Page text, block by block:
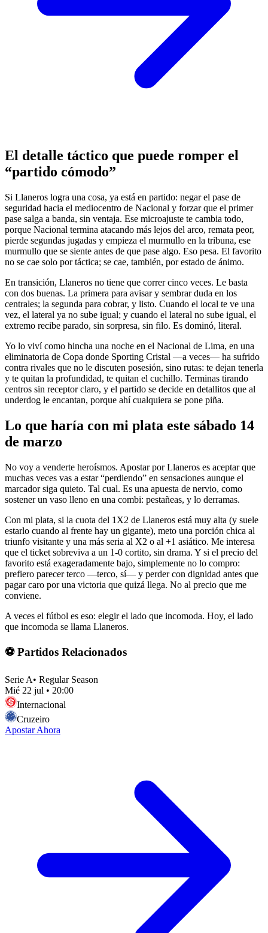
El detalle táctico que puede romper el
“partido cómodo”
Si Llaneros logra una cosa, ya está en partido: negar el pase de
seguridad hacia el mediocentro de Nacional y forzar que el primer
pase salga a banda, sin ventaja. Ese microajuste te cambia todo,
porque Nacional termina atacando más lejos del arco, remata peor,
pierde segundas jugadas y empieza el murmullo en la tribuna, ese
murmullo que se siente antes de que pase algo. Eso pesa. El favorito
no se cae solo por táctica; se cae, también, por estado de ánimo.
En transición, Llaneros no tiene que correr cinco veces. Le basta
con dos buenas. La primera para avisar y sembrar duda en los
centrales; la segunda para cobrar, y listo. Cuando el local te ve una
vez, el lateral ya no sube igual; y cuando el lateral no sube igual, el
extremo recibe parado, sin sorpresa, sin filo. Es dominó, literal.
Yo lo viví como hincha una noche en el Nacional de Lima, en una
eliminatoria de Copa donde Sporting Cristal —a veces— ha sufrido
contra rivales que no le discuten posesión, sino rutas: te dejan tenerla
y te quitan la profundidad, te quitan el cuchillo. Terminas tirando
centros sin receptor claro, y el partido se decide en detallitos que al
underdog le encantan, porque ahí cualquiera se pone piña.
Lo que haría con mi plata este sábado 14
de marzo
No voy a venderte heroísmos. Apostar por Llaneros es aceptar que
muchas veces vas a estar “perdiendo” en sensaciones aunque el
marcador siga quieto. Tal cual. Es una apuesta de nervio, como
sostener un vaso lleno en una combi: pestañeas, y lo derramas.
Con mi plata, si la cuota del 1X2 de Llaneros está muy alta (y suele
estarlo cuando al frente hay un gigante), meto una porción chica al
triunfo visitante y una más seria al X2 o al +1 asiático. Me interesa
que el ticket sobreviva a un 1-0 cortito, sin drama. Y si el precio del
favorito está exageradamente bajo, simplemente no lo compro:
prefiero parecer terco —terco, sí— y perder con dignidad antes que
pagar caro por una victoria que quizá llega. No al precio que me
conviene.
A veces el fútbol es eso: elegir el lado que incomoda. Hoy, el lado
que incomoda se llama Llaneros.
⚽ Partidos Relacionados
Serie A• Regular Season
Mié 22 jul • 20:00
Internacional
Cruzeiro
Apostar Ahora